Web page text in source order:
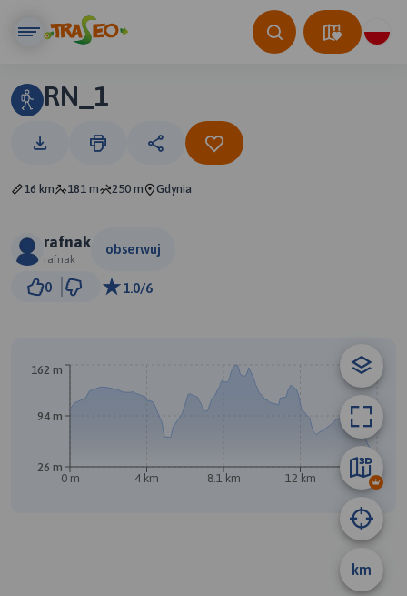
RN_1
16 km 181 m 250 m Gdynia
rafnak
rafnak
obserwuj
0 1.0/6
km
0 m 4 km 8.1 km 12 km 16 km
26 m
94 m
162 m